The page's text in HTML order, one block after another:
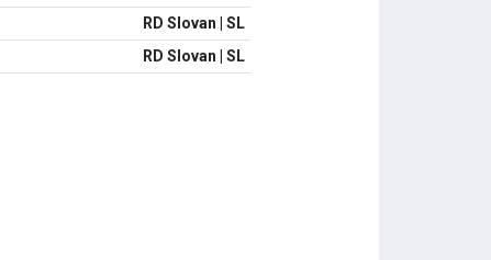
RD Slovan | SL
RD Slovan | SL